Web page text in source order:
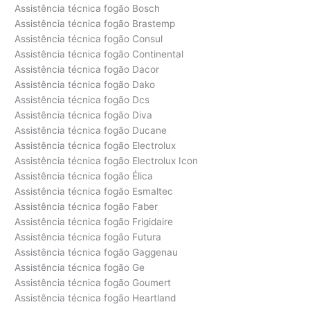
Assistência técnica fogão Bosch
Assistência técnica fogão Brastemp
Assistência técnica fogão Consul
Assistência técnica fogão Continental
Assistência técnica fogão Dacor
Assistência técnica fogão Dako
Assistência técnica fogão Dcs
Assistência técnica fogão Diva
Assistência técnica fogão Ducane
Assistência técnica fogão Electrolux
Assistência técnica fogão Electrolux Icon
Assistência técnica fogão Élica
Assistência técnica fogão Esmaltec
Assistência técnica fogão Faber
Assistência técnica fogão Frigidaire
Assistência técnica fogão Futura
Assistência técnica fogão Gaggenau
Assistência técnica fogão Ge
Assistência técnica fogão Goumert
Assistência técnica fogão Heartland